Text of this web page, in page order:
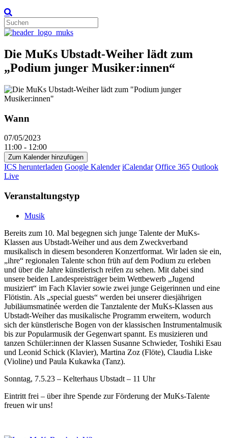
Die MuKs Ubstadt-Weiher lädt zum
„Podium junger Musiker:innen“
Wann
07/05/2023
11:00 - 12:00
Zum Kalender hinzufügen
ICS herunterladen Google Kalender iCalendar Office 365 Outlook
Live
Veranstaltungstyp
Musik
Bereits zum 10. Mal begegnen sich junge Talente der MuKs-
Klassen aus Ubstadt-Weiher und aus dem Zweckverband
musikalisch in diesem besonderen Konzertformat. Wir laden sie ein,
„ihre“ regionalen Talente schon früh auf dem Podium zu erleben
und über die Jahre künstlerisch reifen zu sehen. Mit dabei sind
unsere beiden Landespreisträger beim Wettbewerb „Jugend
musiziert“ im Fach Klavier sowie zwei junge Geigerinnen und eine
Flötistin. Als „special guests“ werden bei unserer diesjährigen
Jubiläumsmatinée werden die Tanztalente der MuKs-Klassen aus
Ubstadt-Weiher das musikalische Programm erweitern, wodurch
sich der künstlerische Bogen von der klassischen Instrumentalmusik
bis zur Popularmusik der Gegenwart spannt. Es musizieren und
tanzen Schüler:innen der Klassen Susanne Schwieder, Toshiki Esau
und Leonid Schick (Klavier), Martina Zoz (Flöte), Claudia Liske
(Violine) und Paula Kukawka (Tanz).
Sonntag, 7.5.23 – Kelterhaus Ubstadt – 11 Uhr
Eintritt frei – über ihre Spende zur Förderung der MuKs-Talente
freuen wir uns!